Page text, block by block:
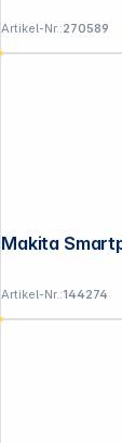
Artikel-Nr.:270589
Artikel-Nr.:144274